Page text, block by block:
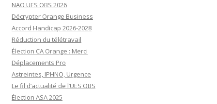
NAO UES OBS 2026
Décrypter Orange Business
Accord Handicap 2026-2028
Réduction du télétravail
Élection CA Orange : Merci
Déplacements Pro
Astreintes, IPHNO, Urgence
Le fil d’actualité de l’UES OBS
Élection ASA 2025